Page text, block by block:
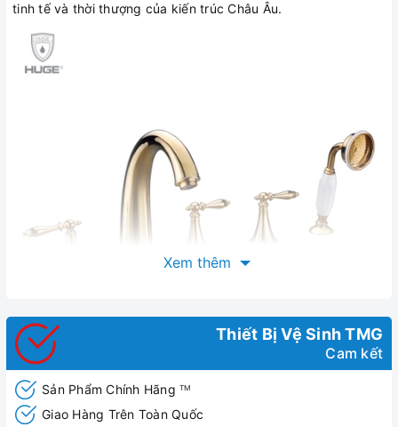
tinh tế và thời thượng của kiến trúc Châu Âu.
Hình ảnh Vòi lavabo Pheonix Gold (H-SBT566G)
Xem thêm
Thiết Bị Vệ Sinh TMG
Cam kết
Sản Phẩm Chính Hãng TM
Giao Hàng Trên Toàn Quốc